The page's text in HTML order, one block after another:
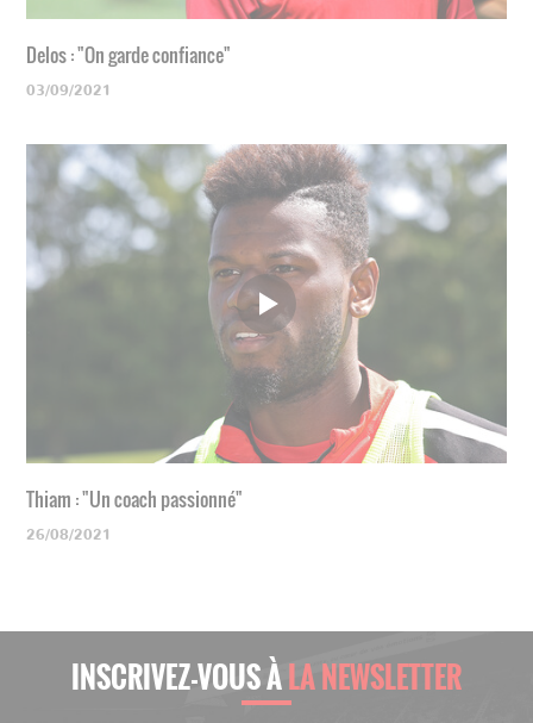
Delos : "On garde confiance"
03/09/2021
Thiam : "Un coach passionné"
26/08/2021
INSCRIVEZ-VOUS ÀLA NEWSLETTER